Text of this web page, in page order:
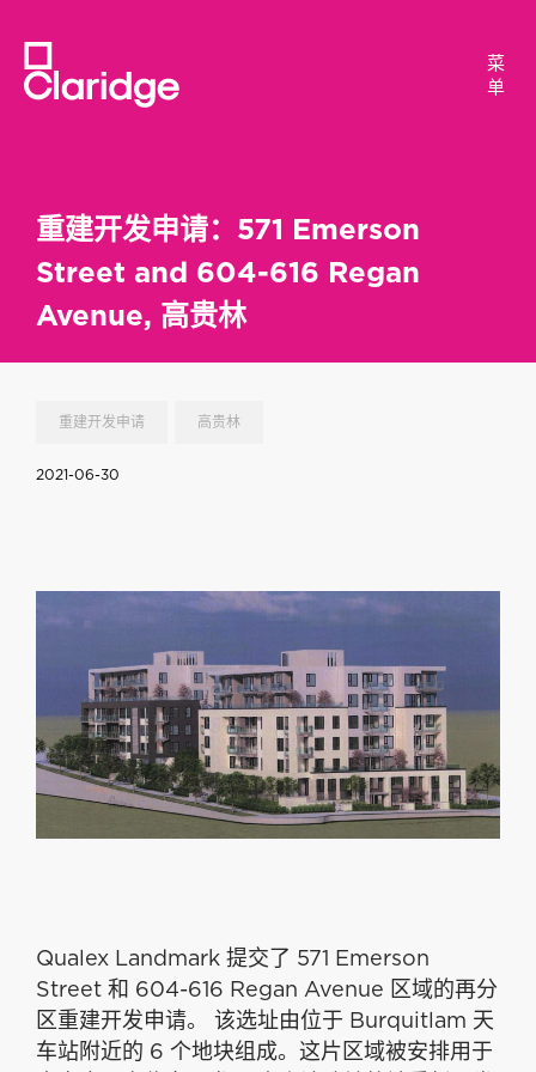
菜
单
菜
单
重建开发申请：571 Emerson
Street and 604-616 Regan
Avenue, 高贵林
重建开发申请 高贵林
2021-06-30
Qualex Landmark 提交了 571 Emerson
Street 和 604-616 Regan Avenue 区域的再分
区重建开发申请。 该选址由位于 Burquitlam 天
车站附近的 6 个地块组成。这片区域被安排用于